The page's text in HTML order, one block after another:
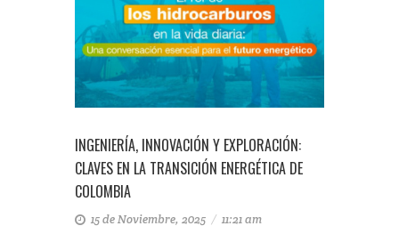
INGENIERÍA, INNOVACIÓN Y EXPLORACIÓN:
CLAVES EN LA TRANSICIÓN ENERGÉTICA DE
COLOMBIA
15 de Noviembre, 2025/ 11:21 am